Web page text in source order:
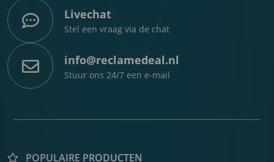
Livechat
Stel een vraag via de chat
info@reclamedeal.nl
Stuur ons 24/7 een e-mail
POPULAIRE PRODUCTEN